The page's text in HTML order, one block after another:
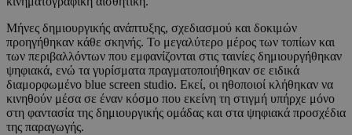
Μήνες δημιουργικής ανάπτυξης, σχεδιασμού και δοκιμών
προηγήθηκαν κάθε σκηνής. Το μεγαλύτερο μέρος των τοπίων και
των περιβαλλόντων που εμφανίζονται στις ταινίες δημιουργήθηκαν
ψηφιακά, ενώ τα γυρίσματα πραγματοποιήθηκαν σε ειδικά
διαμορφωμένο blue screen studio. Εκεί, οι ηθοποιοί κλήθηκαν να
κινηθούν μέσα σε έναν κόσμο που εκείνη τη στιγμή υπήρχε μόνο
στη φαντασία της δημιουργικής ομάδας και στα ψηφιακά προσχέδια
της παραγωγής.